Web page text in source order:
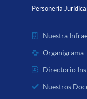
Personería
Nuestra
Organigrama
Directorio
Nuestros